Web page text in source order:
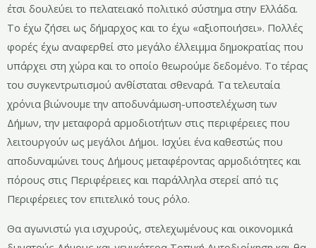
έτσι δουλεύει το πελατειακό πολιτικό σύστημα στην Ελλάδα.
Το έχω ζήσει ως δήμαρχος και το έχω «αξιοποιήσει». Πολλές
φορές έχω αναφερθεί στο μεγάλο έλλειμμα δημοκρατίας που
υπάρχει στη χώρα και το οποίο θεωρούμε δεδομένο. Το τέρας
του συγκεντρωτισμού ανθίσταται σθεναρά. Τα τελευταία
χρόνια βιώνουμε την αποδυνάμωση-υποστελέχωση των
Δήμων, την μεταφορά αρμοδιοτήτων στις περιφέρειες που
λειτουργούν ως μεγάλοι Δήμοι. Ισχύει ένα καθεστώς που
αποδυναμώνει τους Δήμους μεταφέροντας αρμοδιότητες και
πόρους στις Περιφέρειες και παράλληλα στερεί από τις
Περιφέρειες τον επιτελικό τους ρόλο.
Θα αγωνιστώ για ισχυρούς, στελεχωμένους και οικονομικά